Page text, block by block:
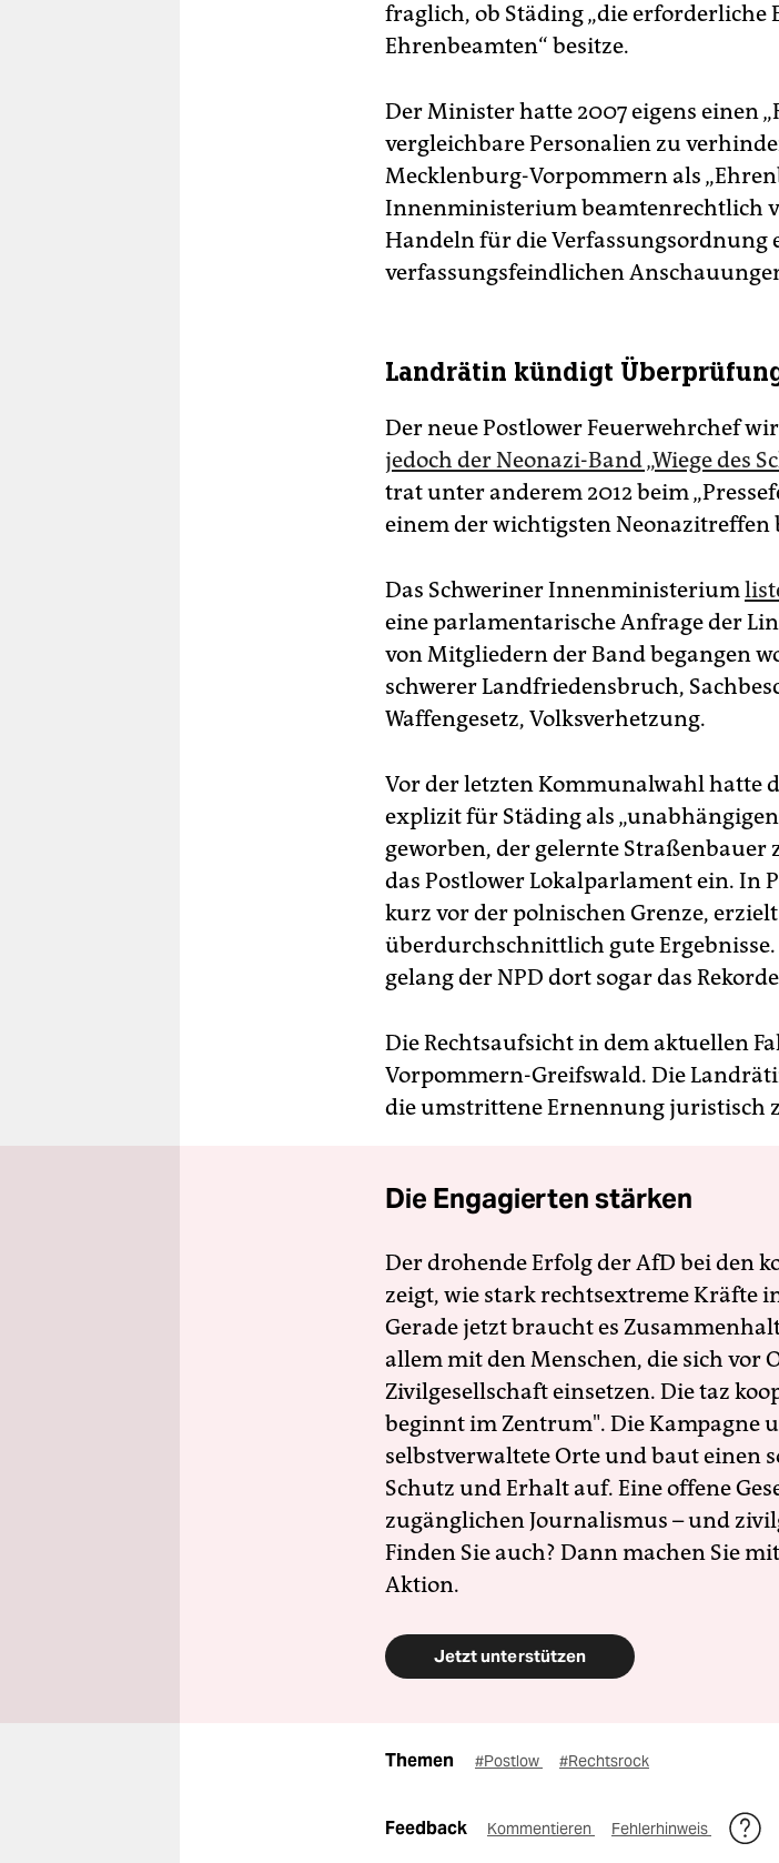
fraglich, ob Städing „die
Ehrenbeamten“ besitze.
Der Minister hatte 2007 eigens einen
vergleichbare Personalien zu
Mecklenburg-Vorpommern als
Innenministerium beamtenrechtlich
Handeln für die
verfassungsfeindlichen
Landrätin kündigt
Der neue Postlower Feuerwehrchef
jedoch der Neonazi-Band „Wiege des
trat unter anderem 2012 beim
einem der wichtigsten Neonazitreffen
Das Schweriner Innenministerium
eine parlamentarische Anfrage der
von Mitgliedern der Band begangen
schwerer Landfriedensbruch,
Waffengesetz, Volksverhetzung.
Vor der letzten Kommunalwahl hatte
explizit für Städing als
geworben, der gelernte
das Postlower Lokalparlament ein. In
kurz vor der polnischen Grenze,
überdurchschnittlich gute
gelang der NPD dort sogar das
Die Rechtsaufsicht in dem aktuellen
Vorpommern-Greifswald. Die
die umstrittene Ernennung juristisch
Die Engagierten stärken
Der drohende Erfolg der AfD bei den
zeigt, wie stark rechtsextreme Kräfte
Gerade jetzt braucht es
allem mit den Menschen, die sich vor
Zivilgesellschaft einsetzen. Die taz
beginnt im Zentrum". Die Kampagne
selbstverwaltete Orte und baut einen
Schutz und Erhalt auf. Eine offene
zugänglichen Journalismus – und
Finden Sie auch? Dann machen Sie
Aktion.
Jetzt unterstützen
Themen #Postlow #Rechtsrock
Feedback Kommentieren Fehlerhinweis